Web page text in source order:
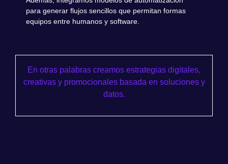
para generar flujos sencillos que permitan formas
equipos entre humanos y software.
En otras palabras creamos estrategias digitales,
creativas y promocionales basada en soluciones y
datos.